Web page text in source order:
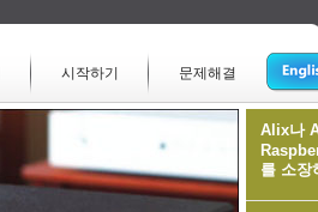
시작하기 문제해결
Alix나
를 소장